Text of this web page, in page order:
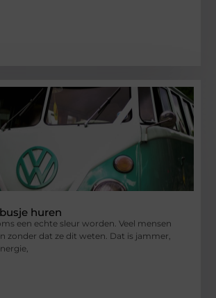
huren
een echte sleur worden. Veel mensen
zonder dat ze dit weten. Dat is jammer,